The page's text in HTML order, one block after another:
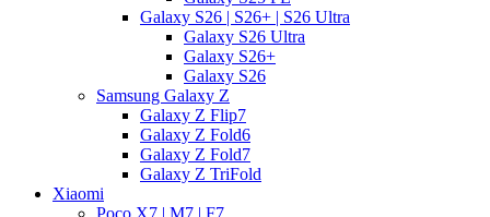
Galaxy S26 | S26+ | S26 Ultra
Galaxy S26 Ultra
Galaxy S26+
Galaxy S26
Samsung Galaxy Z
Galaxy Z Flip7
Galaxy Z Fold6
Galaxy Z Fold7
Galaxy Z TriFold
Xiaomi